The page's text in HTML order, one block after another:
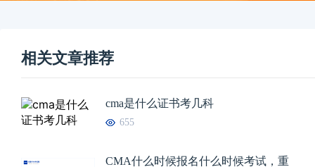
相关文章推荐
cma是什么证书考几科
655
CMA什么时候报名什么时候考试，重